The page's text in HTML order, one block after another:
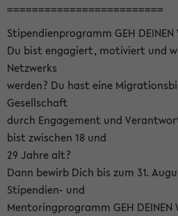
=========================
Stipendienprogramm GEH DEINEN
Du bist engagiert, motiviert und
Netzwerks
werden? Du hast eine
Gesellschaft
durch Engagement und
bist zwischen 18 und
29 Jahre alt?
Dann bewirb Dich bis zum 31.
Stipendien- und
Mentoringprogramm GEH DEINEN